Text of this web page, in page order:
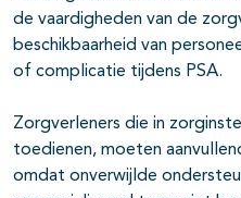
de vaardigheden van de
beschikbaarheid van
of complicatie tijdens PSA.
Zorgverleners die in
toedienen, moeten
omdat onverwijlde